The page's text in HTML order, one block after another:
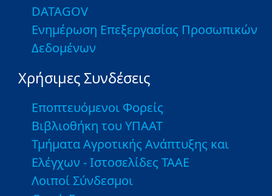
DATAGOV
Ενημέρωση Επεξεργασίας Προσωπικών
Δεδομένων
Χρήσιμες Συνδέσεις
Εποπτευόμενοι Φορείς
Βιβλιοθήκη του ΥΠΑΑΤ
Τμήματα Αγροτικής Ανάπτυξης και
Ελέγχων - Ιστοσελίδες ΤΑΑΕ
Λοιποί Σύνδεσμοι